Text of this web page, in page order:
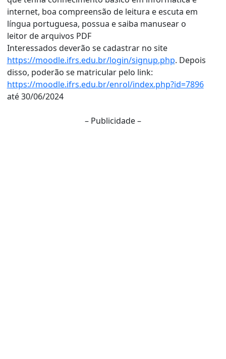
internet, boa compreensão de leitura e escuta em
língua portuguesa, possua e saiba manusear o
leitor de arquivos PDF
Interessados deverão se cadastrar no site
https://moodle.ifrs.edu.br/login/signup.php. Depois
disso, poderão se matricular pelo link:
https://moodle.ifrs.edu.br/enrol/index.php?id=7896
até 30/06/2024
– Publicidade –